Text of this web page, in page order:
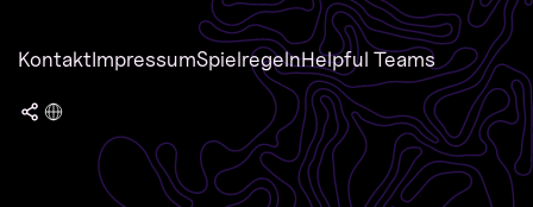
KontaktImpressumSpielregelnHelpful Teams